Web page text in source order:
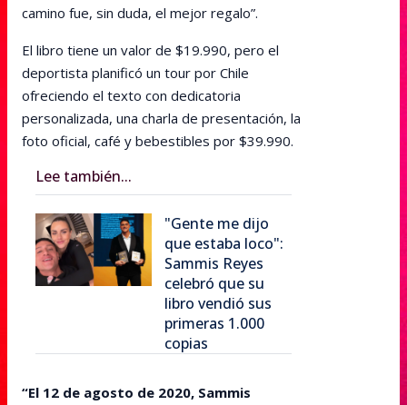
camino fue, sin duda, el mejor regalo”.
El libro tiene un valor de $19.990, pero el
deportista planificó un tour por Chile
ofreciendo el texto con dedicatoria
personalizada, una charla de presentación, la
foto oficial, café y bebestibles por $39.990.
Lee también...
"Gente me dijo
que estaba loco":
Sammis Reyes
celebró que su
libro vendió sus
primeras 1.000
copias
“El 12 de agosto de 2020, Sammis